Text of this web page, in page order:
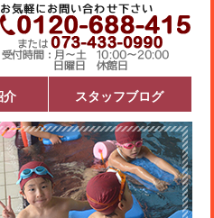
介 スタッフブログ